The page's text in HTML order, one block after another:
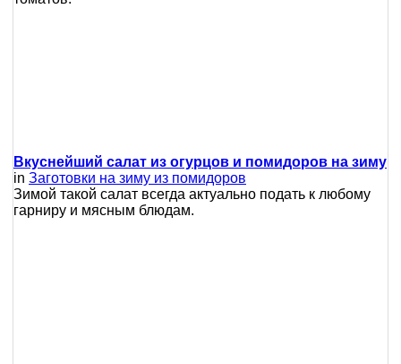
Вкуснейший салат из огурцов и помидоров на зиму
in Заготовки на зиму из помидоров
Зимой такой салат всегда актуально подать к любому
гарниру и мясным блюдам.